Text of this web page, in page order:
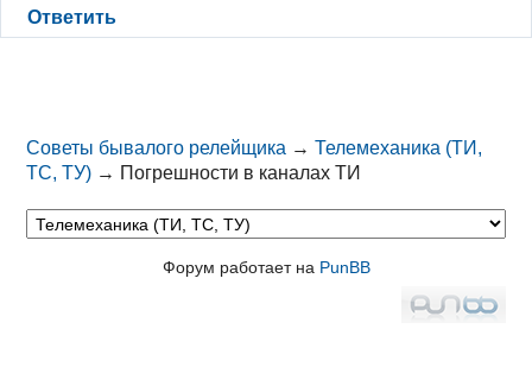
Ответить
Советы бывалого релейщика →Телемеханика (ТИ,
ТС, ТУ) → Погрешности в каналах ТИ
Форум работает на PunBB